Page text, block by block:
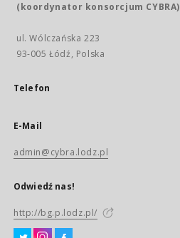
(koordynator konsorcjum CYBRA)
ul. Wólczańska 223
93-005 Łódź, Polska
Telefon
E-Mail
admin@cybra.lodz.pl
Odwiedź nas!
http://bg.p.lodz.pl/